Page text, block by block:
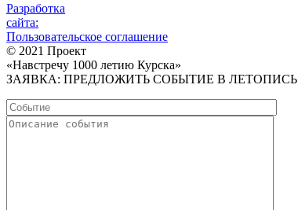
Разработка
сайта:
Пользовательское соглашение
© 2021 Проект
«Навстречу 1000 летию Курска»
ЗАЯВКА: ПРЕДЛОЖИТЬ СОБЫТИЕ В ЛЕТОПИСЬ